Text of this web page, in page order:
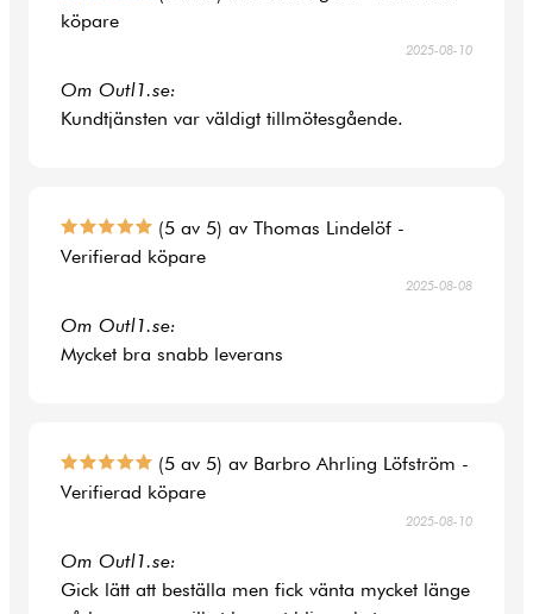
köpare
2025-08-10
Om Outl1.se:
Kundtjänsten var väldigt tillmötesgående.
(5 av 5) av Thomas Lindelöf -
Verifierad köpare
2025-08-08
Om Outl1.se:
Mycket bra snabb leverans
(5 av 5) av Barbro Ahrling Löfström -
Verifierad köpare
2025-08-10
Om Outl1.se:
Gick lätt att beställa men fick vänta mycket länge